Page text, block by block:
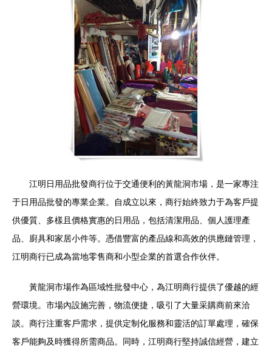
江明日用品批發商行位于交通便利的黃龍洞市場，是一家專注
于日用品批發的專業企業。自成立以來，商行始終致力于為客戶提
供優質、多樣且價格實惠的日用品，包括清潔用品、個人護理產
品、廚具和家居小件等。憑借豐富的產品線和高效的供應鏈管理，
江明商行已成為當地零售商和小型企業的首選合作伙伴。
黃龍洞市場作為區域性批發中心，為江明商行提供了優越的經
營環境。市場內設施完善，物流便捷，吸引了大量采購商前來洽
談。商行注重客戶需求，提供定制化服務和靈活的訂單處理，確保
客戶能夠及時獲得所需商品。同時，江明商行堅持誠信經營，建立